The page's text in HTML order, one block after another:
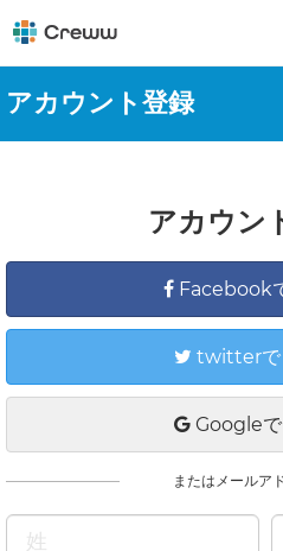
アカウント登録
アカウン
Facebook
twitterで
Googleで
またはメールア